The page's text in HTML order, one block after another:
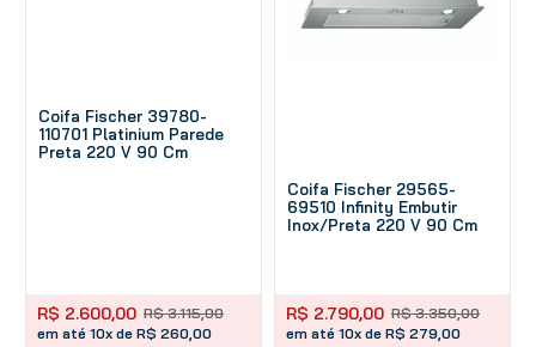
Coifa Fischer 39780-
110701 Platinium Parede
Preta 220 V 90 Cm
R$ 3.115,00
R$ 2.600,00
em até 10x de R$ 260,00
Coifa Fischer 29565-
69510 Infinity Embutir
Inox/Preta 220 V 90 Cm
R$ 3.350,00
R$ 2.790,00
em até 10x de R$ 279,00